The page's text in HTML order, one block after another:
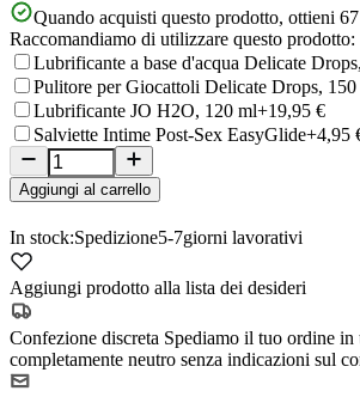
Quando acquisti questo prodotto, ottieni 67
Raccomandiamo di utilizzare questo prodotto:
Lubrificante a base d'acqua Delicate
Pulitore per Giocattoli Delicate Drops, 150
Lubrificante JO H2O, 120 ml+19,95 €
Salviette Intime Post-Sex EasyGlide+4,95
Aggiungi al carrello
In stock:Spedizione5-7giorni lavorativi
Aggiungi prodotto alla lista dei desideri
Confezione discreta Spediamo il tuo ordine
completamente neutro senza indicazioni sul